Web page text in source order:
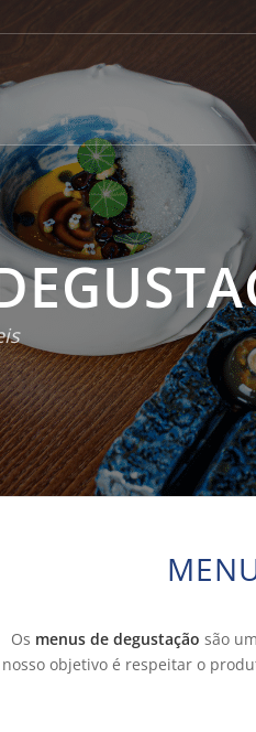
Os menus de degustação são
nosso objetivo é respeitar o